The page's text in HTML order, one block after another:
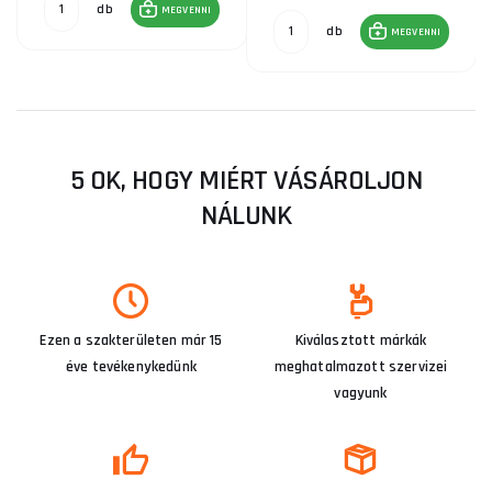
db MEGVENNI
db MEGVENNI
5 OK, HOGY MIÉRT VÁSÁROLJON
NÁLUNK
Ezen a szakterületen már 15
éve tevékenykedünk
Kiválasztott márkák
meghatalmazott szervizei
vagyunk